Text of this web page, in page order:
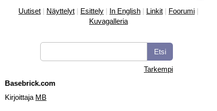
Uutiset | Näyttelyt | Esittely | In English | Linkit | Foorumi |
Kuvagalleria
Tarkempi
Basebrick.com
Kirjoittaja MB